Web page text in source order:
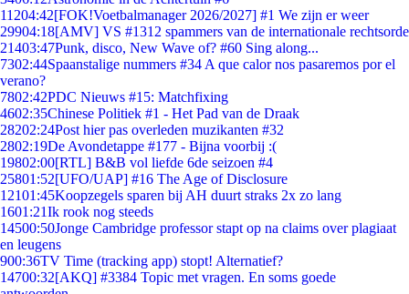
11204:42[FOK!Voetbalmanager 2026/2027] #1 We zijn er weer
29904:18[AMV] VS #1312 spammers van de internationale rechtsorde
21403:47Punk, disco, New Wave of? #60 Sing along...
7302:44Spaanstalige nummers #34 A que calor nos pasaremos por el
verano?
7802:42PDC Nieuws #15: Matchfixing
4602:35Chinese Politiek #1 - Het Pad van de Draak
28202:24Post hier pas overleden muzikanten #32
2802:19De Avondetappe #177 - Bijna voorbij :(
19802:00[RTL] B&B vol liefde 6de seizoen #4
25801:52[UFO/UAP] #16 The Age of Disclosure
12101:45Koopzegels sparen bij AH duurt straks 2x zo lang
1601:21Ik rook nog steeds
14500:50Jonge Cambridge professor stapt op na claims over plagiaat
en leugens
900:36TV Time (tracking app) stopt! Alternatief?
14700:32[AKQ] #3384 Topic met vragen. En soms goede